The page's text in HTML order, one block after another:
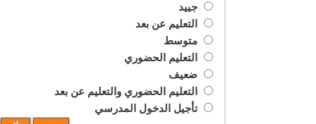
جييد
التعليم عن بعد
متوسط
التعليم الحضوري
ضعيف
التعليم الحضوري والتعليم عن بعد
تأجيل الدخول المدرسي